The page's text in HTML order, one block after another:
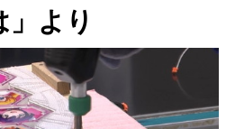
」より